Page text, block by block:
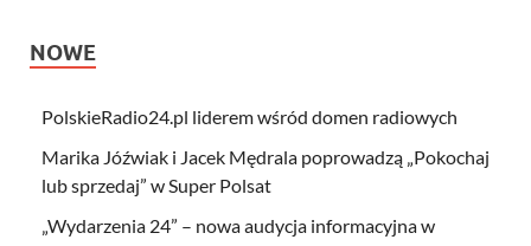
NOWE
PolskieRadio24.pl liderem wśród domen radiowych
Marika Jóźwiak i Jacek Mędrala poprowadzą „Pokochaj
lub sprzedaj” w Super Polsat
„Wydarzenia 24” – nowa audycja informacyjna w